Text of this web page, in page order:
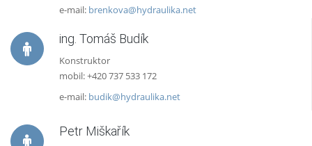
e-mail: brenkova@hydraulika.net
ing. Tomáš Budík
Konstruktor
mobil: +420 737 533 172
e-mail: budik@hydraulika.net
Petr Miškařík